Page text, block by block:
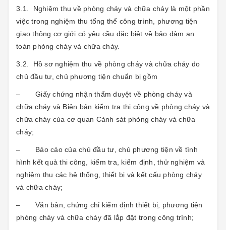
3.1. Nghiệm thu về phòng cháy và chữa cháy là một phần
việc trong nghiệm thu tổng thể công trình, phương tiện
giao thông cơ giới có yêu cầu đặc biệt về bảo đảm an
toàn phòng cháy và chữa cháy.
3.2. Hồ sơ nghiệm thu về phòng cháy và chữa cháy do
chủ đầu tư, chủ phương tiện chuẩn bị gồm
– Giấy chứng nhận thẩm duyệt về phòng cháy và
chữa cháy và Biên bản kiểm tra thi công về phòng cháy và
chữa cháy của cơ quan Cảnh sát phòng cháy và chữa
cháy;
– Báo cáo của chủ đầu tư, chủ phương tiện về tình
hình kết quả thi công, kiểm tra, kiểm định, thử nghiệm và
nghiệm thu các hệ thống, thiết bị và kết cấu phòng cháy
và chữa cháy;
– Văn bản, chứng chỉ kiểm định thiết bị, phương tiện
phòng cháy và chữa cháy đã lắp đặt trong công trình;